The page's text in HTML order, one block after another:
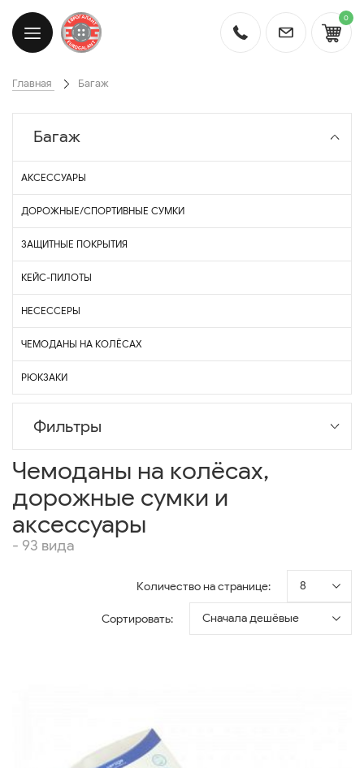
0
Главная Багаж
Багаж
АКСЕССУАРЫ
ДОРОЖНЫЕ/СПОРТИВНЫЕ СУМКИ
ЗАЩИТНЫЕ ПОКРЫТИЯ
КЕЙС-ПИЛОТЫ
НЕСЕССЕРЫ
ЧЕМОДАНЫ НА КОЛЁСАХ
РЮКЗАКИ
Фильтры
Чемоданы на колёсах,
дорожные сумки и
аксессуары
- 93 вида
Количество на странице: 8
Сортировать: Сначала дешёвые